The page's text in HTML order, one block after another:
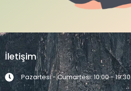
İletişim
Pazartesi - Cumartesi: 10:00 - 19:30